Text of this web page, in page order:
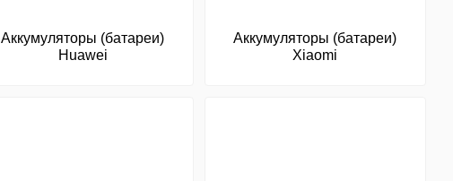
Аккумуляторы (батареи)
Huawei
Аккумуляторы (батареи)
Xiaomi